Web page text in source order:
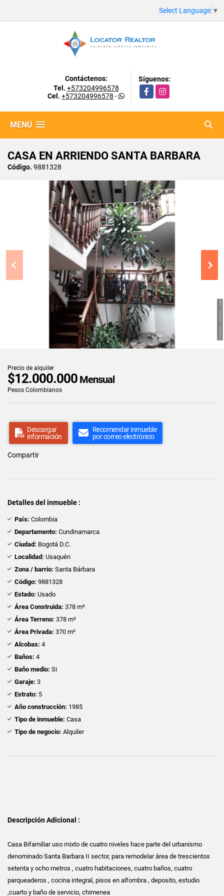
Select Language ▼
Contáctenos:
Tel. +573204996578
Cel. +573204996578 -
Síguenos:
FacebookInstagram
MENÚ
CASA EN ARRIENDO SANTA BARBARA
Código. 9881328
Precio de alquiler
$12.000.000 Mensual
Pesos Colombianos
Descargar
información
Recomendar inmueble
por correo electrónico
Compartir
Detalles del inmueble :
País: Colombia
Departamento: Cundinamarca
Ciudad: Bogotá D.C.
Localidad: Usaquén
Zona / barrio: Santa Bárbara
Código: 9881328
Estado: Usado
Área Construida: 378 m²
Área Terreno: 378 m²
Área Privada: 370 m²
Alcobas: 4
Baños: 4
Baño medio: Si
Garaje: 3
Estrato: 5
Año construcción: 1985
Tipo de inmueble: Casa
Tipo de negocio: Alquiler
Descripción Adicional :
Casa Bifamiliar uso mixto de cuatro niveles hace parte del urbanismo
denominado Santa Barbara II sector, para remodelar área de trescientos
setenta y ocho metros , cuatro habitaciones, cuatro baños, cuatro
parqueaderos , cocina integral, pisos en alfombra , deposito, estudio
,cuarto y baño de servicio, chimenea